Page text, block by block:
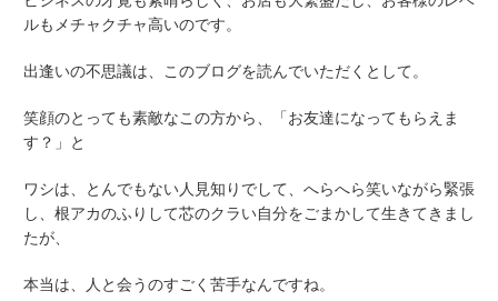
ルもメチャクチャ高いのです。
出逢いの不思議は、 このブログを読んでいただく として。
笑顔のとっても素敵なこの方から、「お友達になってもらえま
す？」と
ワシは、とんでもない人見知りでして、へらへら笑いながら緊張
し、根アカのふりして芯のクラい自分をごまかして生きてきまし
たが、
本当は、人と会うのすごく苦手なんですね。